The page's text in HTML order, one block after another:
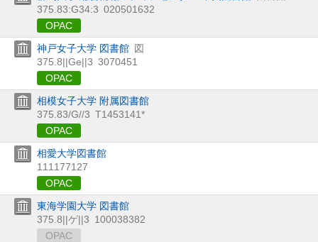
375.83:G34:3 020501632
OPAC
神戸女子大学 図書館 図
375.8||Ge||3 3070451
OPAC
相模女子大学 附属図書館
375.83/G//3 T1453141*
OPAC
相愛大学図書館
111177127
OPAC
東海学園大学 図書館
375.8||ゲ||3 100038382
OPAC